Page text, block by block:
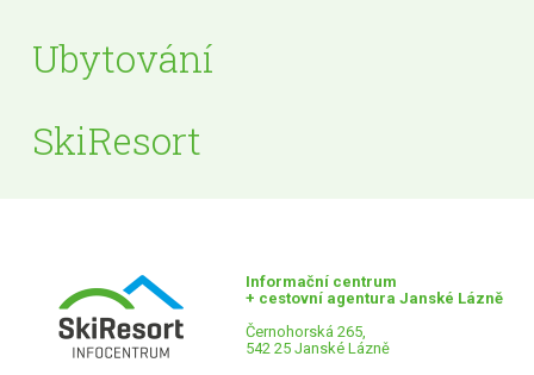
Ubytování
SkiResort
Informační centrum
+ cestovní agentura Janské Lázně
Černohorská 265,
542 25 Janské Lázně